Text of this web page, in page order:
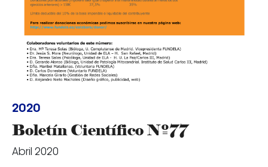
2020
Boletín Científico Nº77
Abril 2020